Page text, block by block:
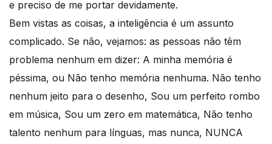
e preciso de me portar devidamente.
Bem vistas as coisas, a inteligência é um assunto
complicado. Se não, vejamos: as pessoas não têm
problema nenhum em dizer: A minha memória é
péssima, ou Não tenho memória nenhuma. Não tenho
nenhum jeito para o desenho, Sou um perfeito rombo
em música, Sou um zero em matemática, Não tenho
talento nenhum para línguas, mas nunca, NUNCA